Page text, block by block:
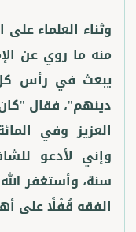
وثناء العلماء
منه ما روي عن
يبعث في رأس كل
دينهم"، فقال
العزيز وفي
وإني لأدعو
سنة، وأستغفر